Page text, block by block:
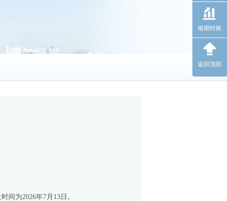
银期转账
返回顶部
间为2026年7月13日。